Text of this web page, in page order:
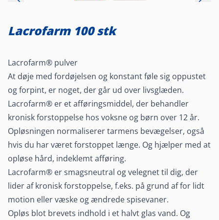
Lacrofarm 100 stk
Lacrofarm® pulver
At døje med fordøjelsen og konstant føle sig oppustet
og forpint, er noget, der går ud over livsglæden.
Lacrofarm® er et afføringsmiddel, der behandler
kronisk forstoppelse hos voksne og børn over 12 år.
Opløsningen normaliserer tarmens bevægelser, også
hvis du har været forstoppet længe. Og hjælper med at
opløse hård, indeklemt afføring.
Lacrofarm® er smagsneutral og velegnet til dig, der
lider af kronisk forstoppelse, f.eks. på grund af for lidt
motion eller væske og ændrede spisevaner.
Opløs blot brevets indhold i et halvt glas vand. Og